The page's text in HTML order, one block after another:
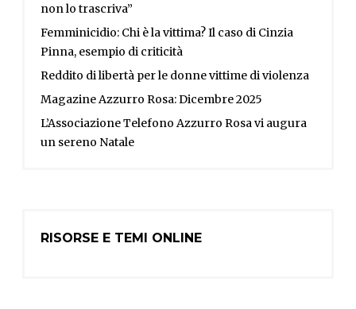
non lo trascriva”
Femminicidio: Chi è la vittima? Il caso di Cinzia
Pinna, esempio di criticità
Reddito di libertà per le donne vittime di violenza
Magazine Azzurro Rosa: Dicembre 2025
L’Associazione Telefono Azzurro Rosa vi augura
un sereno Natale
RISORSE E TEMI ONLINE